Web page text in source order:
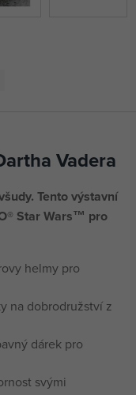
Vadera
Tento výstavní
Star Wars™ pro
helmy pro
na dobrodružství z
dárek pro
svými